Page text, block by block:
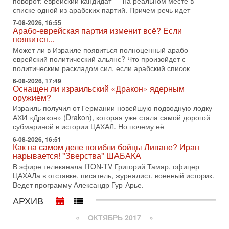
Трамп отменил удар по Ирану - НОВОСТИ
02/08/2026
Президент США Дональд Трамп сегодня заявил об отмене
подготовленного удара по Ирану после обращений
Тегерана и других стран региона. По его словам,
1-08-2026, 17:50
«Русский голос» Израиля: кто заберет его на этот
раз?
Голоса русскоязычных репатриантов не раз кардинально
меняли политический ландшафт Израиля. Достаточно
вспомнить взлет партии «Исраэль ба-алия», когда
31-07-2026, 17:00
Тайны закрытых дверей: о чём на самом деле
молчат Трамп и Нетаньяху?
Недавний визит премьер-министра Израиля Биньямина
Нетаньяху в США и его встреча с Дональдом Трампом
оставили больше вопросов, чем ответов. Полная
31-07-2026, 15:18
Иран готовит покушение на Нетаниягу! Трамп не
В эфире телеканала ITON-TV СЕРГЕЙ МИГДАЛЬ, эксперт
по вопросам безопасности, офицер запаса
Международного управления полиции Израиля, автор
списке одной из арабских партий. Причем речь идет
7-08-2026, 16:55
Арабо-еврейская партия изменит всё? Если
появится...
Может ли в Израиле появиться полноценный арабо-
еврейский политический альянс? Что произойдет с
политическим раскладом сил, если арабский список
6-08-2026, 17:49
Оснащен ли израильский «Дракон» ядерным
оружием?
Израиль получил от Германии новейшую подводную лодку
АХИ «Дракон» (Drakon), которая уже стала самой дорогой
субмариной в истории ЦАХАЛ. Но почему её
6-08-2026, 16:51
Как на самом деле погибли бойцы Ливане? Иран
нарывается! "Зверства" ШАБАКА
В эфире телеканала ITON-TV Григорий Тамар, офицер
ЦАХАЛа в отставке, писатель, журналист, военный историк.
Ведет программу Александр Гур-Арье.
АРХИВ
« ОКТЯБРЬ 2017 »